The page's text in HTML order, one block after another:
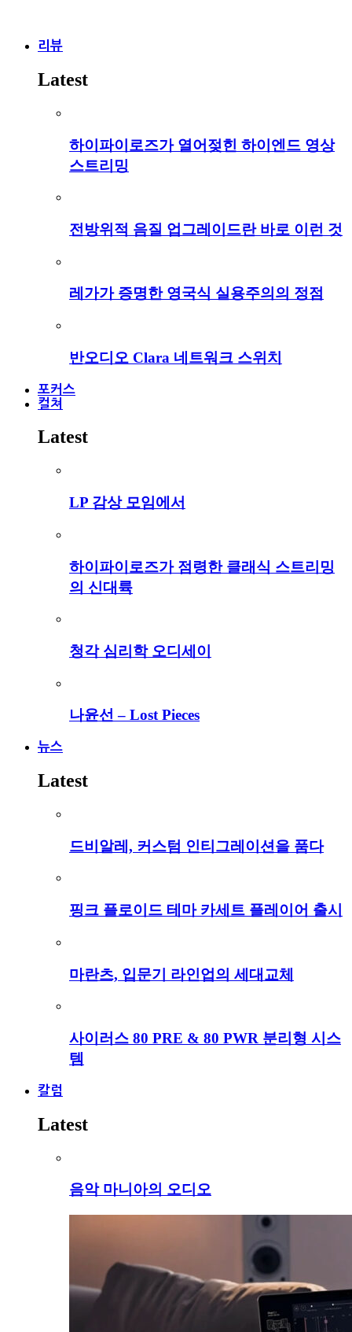
리뷰
Latest
하이파이로즈가 열어젖힌 하이엔드 영상
스트리밍
전방위적 음질 업그레이드란 바로 이런 것
레가가 증명한 영국식 실용주의의 정점
반오디오 Clara 네트워크 스위치
포커스
컬쳐
Latest
LP 감상 모임에서
하이파이로즈가 점령한 클래식 스트리밍
의 신대륙
청각 심리학 오디세이
나윤선 – Lost Pieces
뉴스
Latest
드비알레, 커스텀 인티그레이션을 품다
핑크 플로이드 테마 카세트 플레이어 출시
마란츠, 입문기 라인업의 세대교체
사이러스 80 PRE & 80 PWR 분리형 시스
템
칼럼
Latest
음악 마니아의 오디오